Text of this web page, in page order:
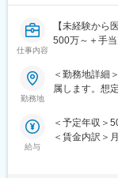
■福利厚生（
＜社宅制度（
・入居時の引
変更の範囲：
■家族も安心
できる制度が
ライベートも
ラスの借り上
の利用率も高
仕事内容
【未経験から
500万～＋手
＜入社月につ
入社月が決ま
勤務地
＜勤務地詳細
属します。想
給与
＜予定年収＞
＜賃金内訳＞